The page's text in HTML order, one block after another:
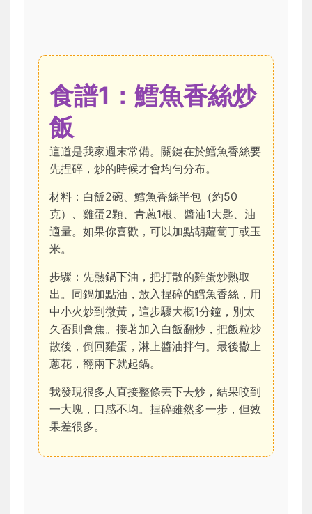
食譜1：鱈魚香絲炒
飯
這道是我家週末常備。關鍵在於鱈魚香絲要
先捏碎，炒的時候才會均勻分布。
材料：白飯2碗、鱈魚香絲半包（約50
克）、雞蛋2顆、青蔥1根、醬油1大匙、油
適量。如果你喜歡，可以加點胡蘿蔔丁或玉
米。
步驟：先熱鍋下油，把打散的雞蛋炒熟取
出。同鍋加點油，放入捏碎的鱈魚香絲，用
中小火炒到微黃，這步驟大概1分鐘，別太
久否則會焦。接著加入白飯翻炒，把飯粒炒
散後，倒回雞蛋，淋上醬油拌勻。最後撒上
蔥花，翻兩下就起鍋。
我發現很多人直接整條丟下去炒，結果咬到
一大塊，口感不均。捏碎雖然多一步，但效
果差很多。